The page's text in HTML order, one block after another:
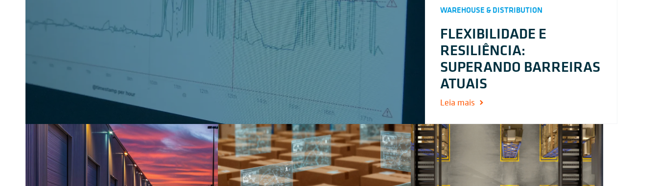
WAREHOUSE & DISTRIBUTION
FLEXIBILIDADE E
RESILIÊNCIA:
SUPERANDO BARREIRAS
ATUAIS
Leia mais